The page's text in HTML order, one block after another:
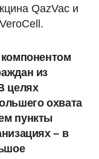
QazVac и
из
целях
охвата
пункты
– в